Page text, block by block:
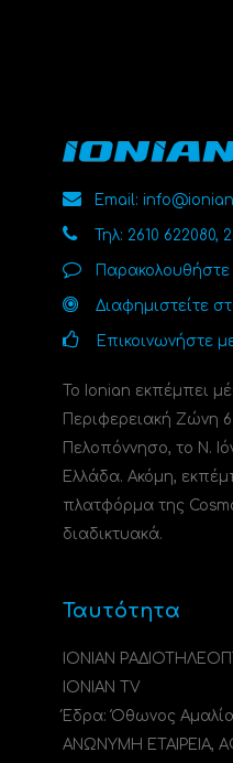
Email:
Τηλ: 2610 622080,
Παρακολουθήστε
Διαφημιστείτε
Επικοινωνήστε
Το Ionian εκπέμπει
Περιφερειακή Ζώνη
Πελοπόννησο, το N.
Ελλάδα. Ακόμη,
πλατφόρμα της
διαδικτυακά.
Ταυτότητα
ΙΟΝΙΑΝ
IONIAN TV
Έδρα: Όθωνος
ΑΝΩΝΥΜΗ ΕΤΑΙΡΕΙΑ,